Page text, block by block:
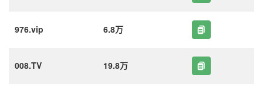
976.vip 6.8万
008.TV 19.8万